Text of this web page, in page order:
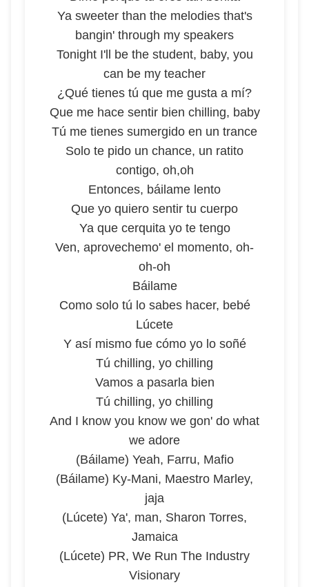
Ya sweeter than the melodies that's
bangin' through my speakers
Tonight I'll be the student, baby, you
can be my teacher
¿Qué tienes tú que me gusta a mí?
Que me hace sentir bien chilling, baby
Tú me tienes sumergido en un trance
Solo te pido un chance, un ratito
contigo, oh,oh
Entonces, báilame lento
Que yo quiero sentir tu cuerpo
Ya que cerquita yo te tengo
Ven, aprovechemo' el momento, oh-
oh-oh
Báilame
Como solo tú lo sabes hacer, bebé
Lúcete
Y así mismo fue cómo yo lo soñé
Tú chilling, yo chilling
Vamos a pasarla bien
Tú chilling, yo chilling
And I know you know we gon' do what
we adore
(Báilame) Yeah, Farru, Mafio
(Báilame) Ky-Mani, Maestro Marley,
jaja
(Lúcete) Ya', man, Sharon Torres,
Jamaica
(Lúcete) PR, We Run The Industry
Visionary